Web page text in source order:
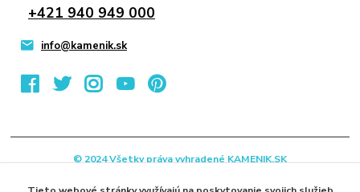
+421 940 949 000
info@kamenik.sk
© 2024 Všetky práva vyhradené KAMENIK.SK